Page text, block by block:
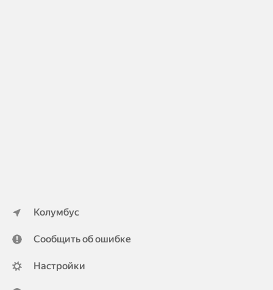
Колумбус
Сообщить об ошибке
Настройки